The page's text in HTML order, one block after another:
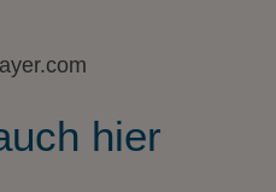
hier